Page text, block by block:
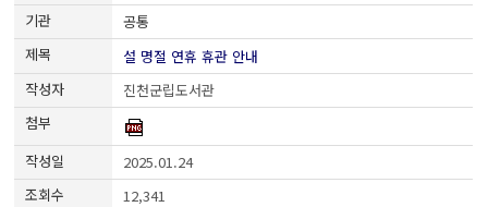
공통
설 명절 연휴 휴관 안내
진천군립도서관
2025.01.24
12,341